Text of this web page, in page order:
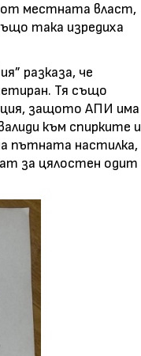
от местната власт,
така изредиха
разказа, че
Тя също
защото АПИ има
към спирките и
пътната настилка,
за цялостен одит